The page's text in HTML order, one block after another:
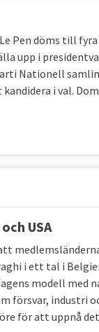
Pen döms till
upp i
Nationell
i val.
USA
i ett tal i
modell med
försvar, industri
för att uppnå